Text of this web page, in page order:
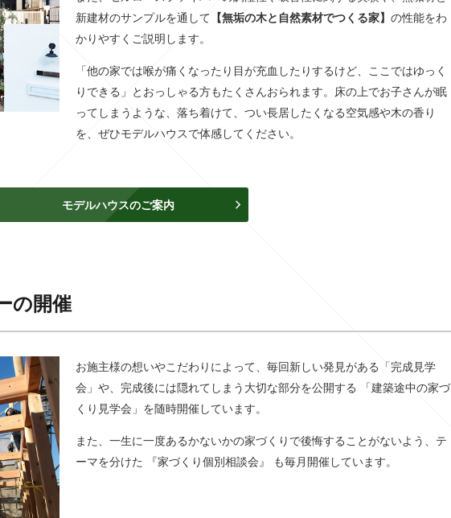
新建材のサンプルを通して 【無垢の木と自然素材でつくる家】 の性能をわ
かりやすくご説明します。
「他の家では喉が痛くなったり目が充血したりするけど、ここではゆっく
りできる」とおっしゃる方もたくさんおられます。床の上でお子さんが眠
ってしまうような、落ち着けて、つい長居したくなる空気感や木の香り
を、ぜひモデルハウスで体感してください。
モデルハウスのご案内
の開催
お施主様の想いやこだわりによって、毎回新しい発見がある「完成見学
会」や、完成後には隠れてしまう大切な部分を公開する 「建築途中の家づ
くり見学会」を随時開催しています。
また、一生に一度あるかないかの家づくりで後悔することがないよう、テ
ーマを分けた 『家づくり個別相談会』 も毎月開催しています。